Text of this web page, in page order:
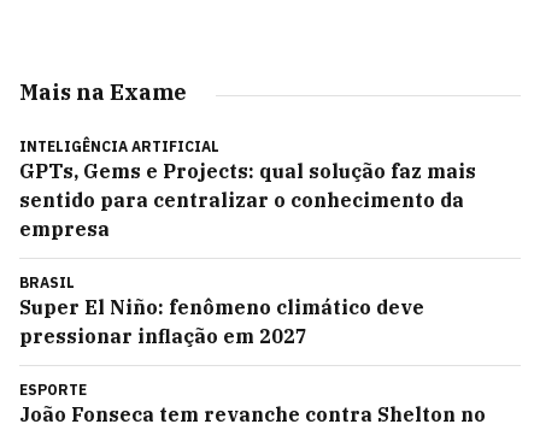
Mais na Exame
INTELIGÊNCIA ARTIFICIAL
GPTs, Gems e Projects: qual solução faz mais
sentido para centralizar o conhecimento da
empresa
BRASIL
Super El Niño: fenômeno climático deve
pressionar inflação em 2027
ESPORTE
João Fonseca tem revanche contra Shelton no